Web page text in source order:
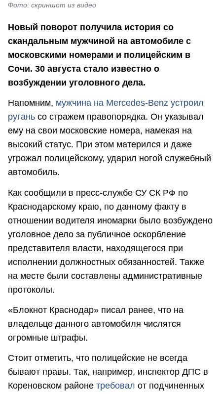
Фото: скриншот из видео
Новый поворот получила история со
скандальным мужчиной на автомобиле с
московскими номерами и полицейским в
Сочи. 30 августа стало известно о
возбуждении уголовного дела.
Напомним, мужчина на Mercedes-Benz устроил
ругань со стражем правопорядка. Он указывал
ему на свои московские номера, намекая на
высокий статус. При этом матерился и даже
угрожал полицейскому, ударил ногой служебный
автомобиль.
Как сообщили в пресс-службе СУ СК РФ по
Краснодарскому краю, по данному факту в
отношении водителя иномарки было возбуждено
уголовное дело за публичное оскорбление
представителя власти, находящегося при
исполнении должностных обязанностей. Также
на месте были составлены административные
протоколы.
«Блокнот Краснодар» писал ранее, что на
владельце данного автомобиля числятся
огромные штрафы.
Стоит отметить, что полицейские не всегда
бывают правы. Так, например, инспектор ДПС в
Кореновском районе требовал от подчиненных